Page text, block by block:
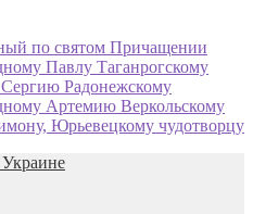
по святом Причащении
Павлу Таганрогскому
Радонежскому
Артемию Веркольскому
Юрьевецкому чудотворцу